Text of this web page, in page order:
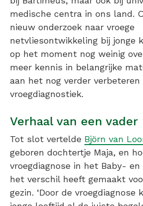
medische centra in ons land.
nieuw onderzoek naar vroege
netvliesontwikkeling bij jonge
op het moment nog weinig
meer kennis in belangrijke
aan het nog verder verbeteren
vroegdiagnostiek.
Verhaal van een vader
Tot slot vertelde Björn van
geboren dochtertje Maja, en
vroegdiagnose in het Baby-
het verschil heeft gemaakt
gezin. ‘Door de vroegdiagnose